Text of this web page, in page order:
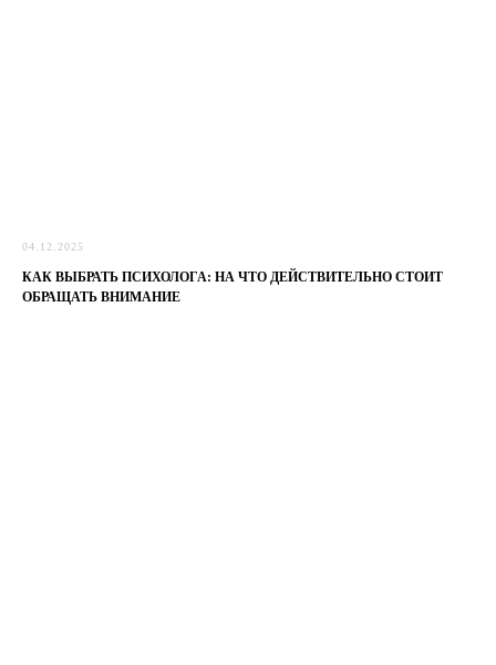
04.12.2025
КАК ВЫБРАТЬ ПСИХОЛОГА: НА ЧТО ДЕЙСТВИТЕЛЬНО СТОИТ
ОБРАЩАТЬ ВНИМАНИЕ